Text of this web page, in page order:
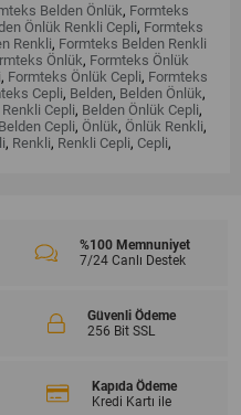
Belden Önlük, Formteks
Önlük Renkli Cepli, Formteks
Renkli, Formteks Belden Renkli
Önlük, Formteks Önlük
, Formteks Önlük Cepli, Formteks
Cepli, Belden, Belden Önlük,
Cepli, Belden Önlük Cepli,
Belden Cepli, Önlük, Önlük Renkli,
, Renkli, Renkli Cepli, Cepli,
%100 Memnuniyet
7/24 Canlı Destek
Güvenli Ödeme
256 Bit SSL
Kapıda Ödeme
Kredi Kartı ile